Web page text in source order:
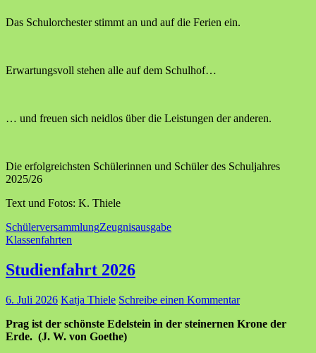
Das Schulorchester stimmt an und auf die Ferien ein.
Erwartungsvoll stehen alle auf dem Schulhof…
… und freuen sich neidlos über die Leistungen der anderen.
Die erfolgreichsten Schülerinnen und Schüler des Schuljahres
2025/26
Text und Fotos: K. Thiele
SchülerversammlungZeugnisausgabe
Klassenfahrten
Studienfahrt 2026
6. Juli 2026 Katja Thiele Schreibe einen Kommentar
Prag ist der schönste Edelstein in der steinernen Krone der
Erde. (J. W. von Goethe)